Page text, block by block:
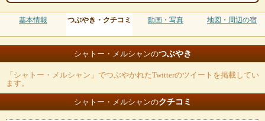
基本情報 つぶやき・クチコミ 動画・写真 地図・周辺の宿
シャトー・メルシャンのつぶやき
「シャトー・メルシャン」でつぶやかれたTwitterのツイートを掲載してい
ます。
シャトー・メルシャンのクチコミ